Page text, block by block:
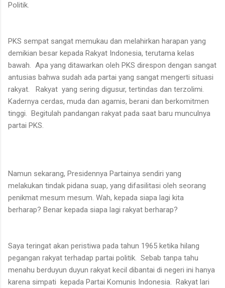
Politik.
PKS sempat sangat memukau dan melahirkan harapan yang
demikian besar kepada Rakyat Indonesia, terutama kelas
bawah. Apa yang ditawarkan oleh PKS direspon dengan sangat
antusias bahwa sudah ada partai yang sangat mengerti situasi
rakyat. Rakyat yang sering digusur, tertindas dan terzolimi.
Kadernya cerdas, muda dan agamis, berani dan berkomitmen
tinggi. Begitulah pandangan rakyat pada saat baru munculnya
partai PKS.
Namun sekarang, Presidennya Partainya sendiri yang
melakukan tindak pidana suap, yang difasilitasi oleh seorang
penikmat mesum mesum. Wah, kepada siapa lagi kita
berharap? Benar kepada siapa lagi rakyat berharap?
Saya teringat akan peristiwa pada tahun 1965 ketika hilang
pegangan rakyat terhadap partai politik. Sebab tanpa tahu
menahu berduyun duyun rakyat kecil dibantai di negeri ini hanya
karena simpati kepada Partai Komunis Indonesia. Rakyat lari